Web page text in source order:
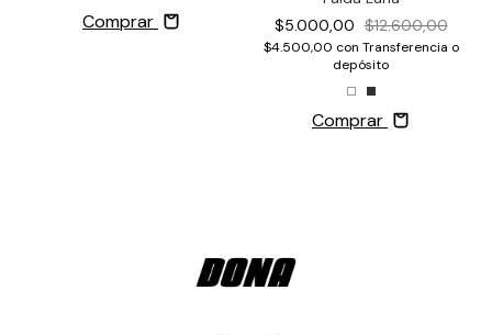
Comprar
$5.000,00 $12.600,00
$4.500,00 con Transferencia o
depósito
Comprar